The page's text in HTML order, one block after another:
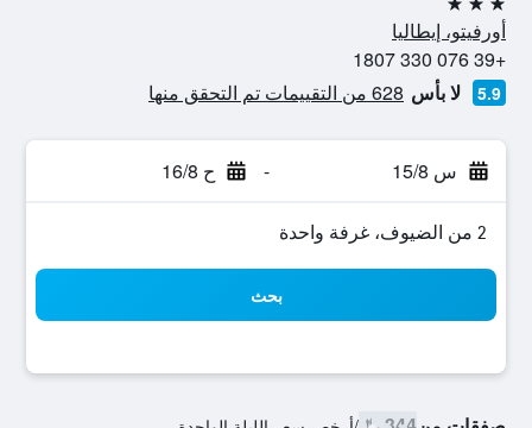
3 نجوم
أورفيتو، إيطاليا
+39 076 330 1807
5.9 لا بأس 628 من التقييمات تم التحقق منها
س 15/8 - ح 16/8
2 من الضيوف، غرفة واحدة
بحث